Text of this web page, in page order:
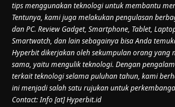
tips menggunakan teknologi untuk membantu
Tentunya, kami juga melakukan pengulasan
dan PC. Review Gadget, Smartphone, Tablet,
Smartwatch, dan lain sebagainya bisa Anda
Hyperbit dikerjakan oleh sekumpulan orang yang
sama, yaitu mengulik teknologi. Dengan
terkait teknologi selama puluhan tahun, kami
ini menjadi salah satu rujukan untuk
Contact: Info [at] Hyperbit.id